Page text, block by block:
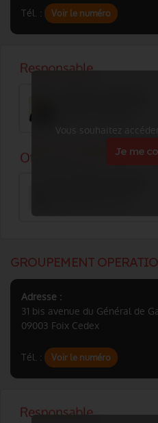
Tél. : Voir le numéro
Vous souhaitez
Je me
GROUPEMENT
Adresse :
31 bis avenue du Général de
09003 Foix Cedex
Tél. : Voir le numéro